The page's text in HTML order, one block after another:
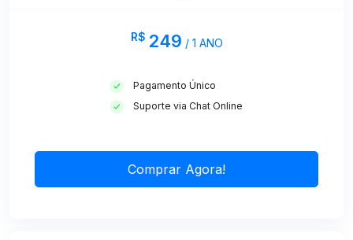
R$ 249 / 1 ANO
Pagamento Único
Suporte via Chat Online
Comprar Agora!